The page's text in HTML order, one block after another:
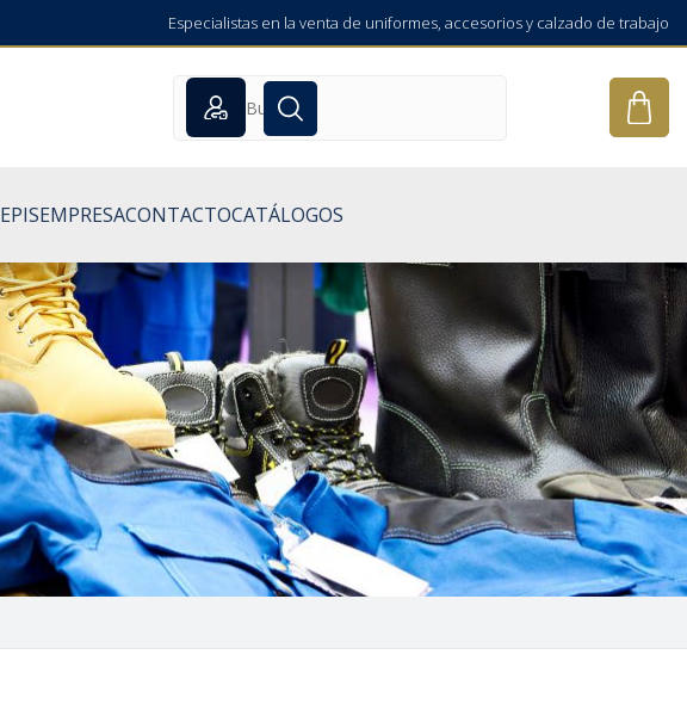
Especialistas en la venta de uniformes, accesorios y calzado de trabajo
EPISEMPRESACONTACTOCATÁLOGOS